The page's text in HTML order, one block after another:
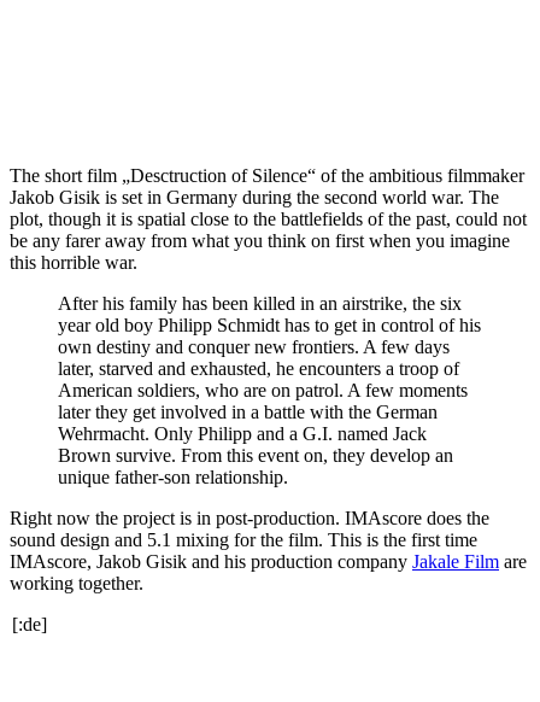
The short film „Desctruction of Silence“ of the ambitious filmmaker
Jakob Gisik is set in Germany during the second world war. The
plot, though it is spatial close to the battlefields of the past, could not
be any farer away from what you think on first when you imagine
this horrible war.
After his family has been killed in an airstrike, the six
year old boy Philipp Schmidt has to get in control of his
own destiny and conquer new frontiers. A few days
later, starved and exhausted, he encounters a troop of
American soldiers, who are on patrol. A few moments
later they get involved in a battle with the German
Wehrmacht. Only Philipp and a G.I. named Jack
Brown survive. From this event on, they develop an
unique father-son relationship.
Right now the project is in post-production. IMAscore does the
sound design and 5.1 mixing for the film. This is the first time
IMAscore, Jakob Gisik and his production company Jakale Film are
working together.
[:de]